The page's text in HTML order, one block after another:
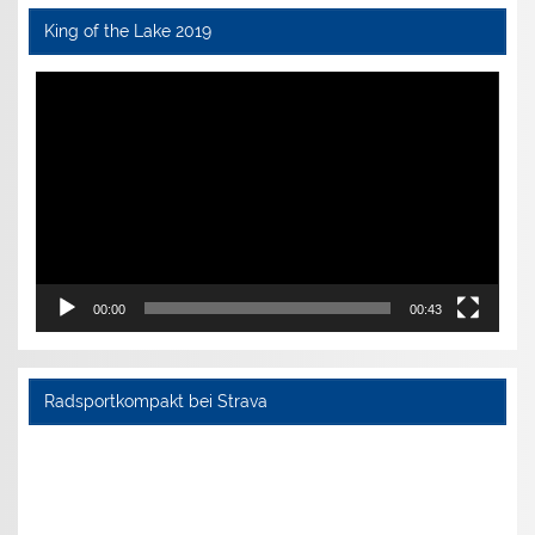
King of the Lake 2019
Video-
00:00 00:43
Radsportkompakt bei Strava